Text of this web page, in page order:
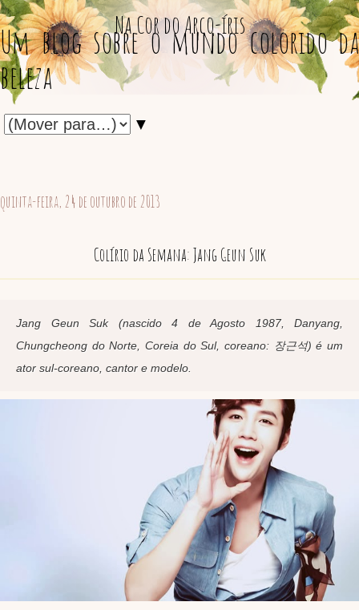
Na Cor do Arco-íris
Um blog sobre o mundo colorido da
beleza
▼
quinta-feira, 24 de outubro de 2013
Colírio da Semana: Jang Geun Suk
Jang Geun Suk (nascido 4 de Agosto 1987, Danyang,
Chungcheong do Norte, Coreia do Sul, coreano: 장근석) é um
ator sul-coreano, cantor e modelo.